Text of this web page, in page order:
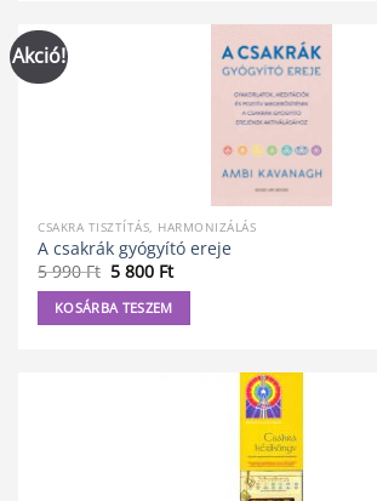
Akció!
CSAKRA TISZTÍTÁS, HARMONIZÁLÁS
A csakrák gyógyító ereje
5 990Ft Original
price
was:
5
990 Ft.
5 800 FtCurrent
price
800 Ft.
KOSÁRBA TESZEM